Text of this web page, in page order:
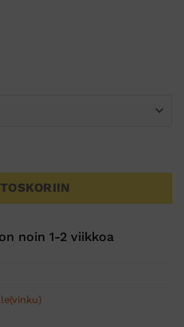
noin 1-2 viikkoa